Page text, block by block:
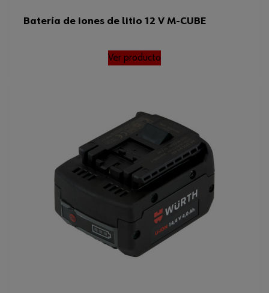
Batería de iones de litio 12 V M-CUBE
Ver producto